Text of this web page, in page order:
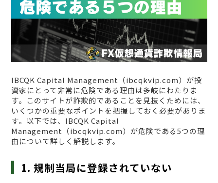
IBCQK Capital Management（ibcqkvip.com）が投
資家にとって非常に危険である理由は多岐にわたりま
す。このサイトが詐欺的であることを見抜くためには、
いくつかの重要なポイントを把握しておく必要がありま
す。以下では、IBCQK Capital
Management（ibcqkvip.com）が危険である5つの理
由について詳しく解説します。
1. 規制当局に登録されていない